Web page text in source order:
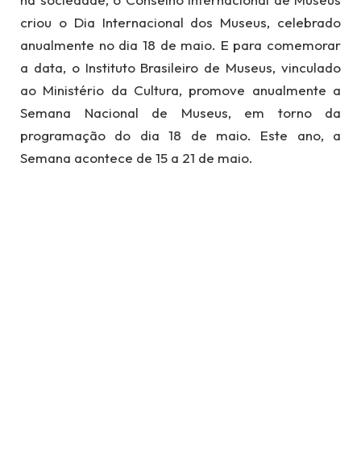
criou o Dia Internacional dos Museus, celebrado
anualmente no dia 18 de maio. E para comemorar
a data, o Instituto Brasileiro de Museus, vinculado
ao Ministério da Cultura, promove anualmente a
Semana Nacional de Museus, em torno da
programação do dia 18 de maio. Este ano, a
Semana acontece de 15 a 21 de maio.